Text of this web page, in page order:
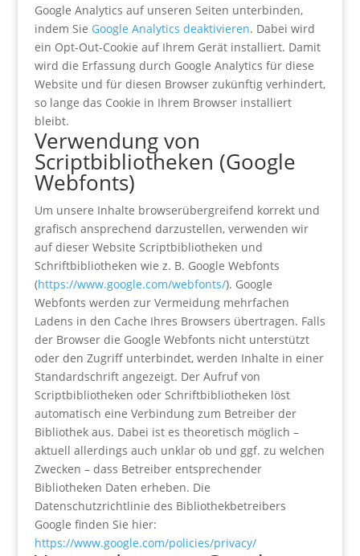
Google Analytics auf unseren Seiten unterbinden,
indem Sie Google Analytics deaktivieren. Dabei wird
ein Opt-Out-Cookie auf Ihrem Gerät installiert. Damit
wird die Erfassung durch Google Analytics für diese
Website und für diesen Browser zukünftig verhindert,
so lange das Cookie in Ihrem Browser installiert
bleibt.
Verwendung von
Scriptbibliotheken (Google
Webfonts)
Um unsere Inhalte browserübergreifend korrekt und
grafisch ansprechend darzustellen, verwenden wir
auf dieser Website Scriptbibliotheken und
Schriftbibliotheken wie z. B. Google Webfonts
(https://www.google.com/webfonts/). Google
Webfonts werden zur Vermeidung mehrfachen
Ladens in den Cache Ihres Browsers übertragen. Falls
der Browser die Google Webfonts nicht unterstützt
oder den Zugriff unterbindet, werden Inhalte in einer
Standardschrift angezeigt. Der Aufruf von
Scriptbibliotheken oder Schriftbibliotheken löst
automatisch eine Verbindung zum Betreiber der
Bibliothek aus. Dabei ist es theoretisch möglich –
aktuell allerdings auch unklar ob und ggf. zu welchen
Zwecken – dass Betreiber entsprechender
Bibliotheken Daten erheben. Die
Datenschutzrichtlinie des Bibliothekbetreibers
Google finden Sie hier:
https://www.google.com/policies/privacy/